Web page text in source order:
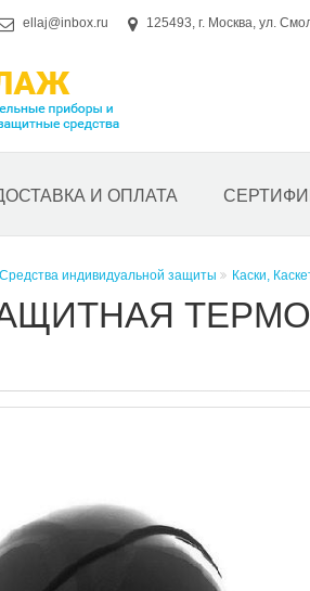
ellaj@inbox.ru 125493, г. Москва, ул.
И ОПЛАТА
Средства индивидуальной защиты Каски,